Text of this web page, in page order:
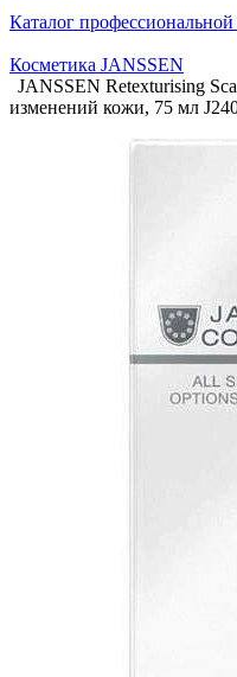
Каталог
Косметика JANSSEN
JANSSEN Retexturising
изменений кожи, 75 мл